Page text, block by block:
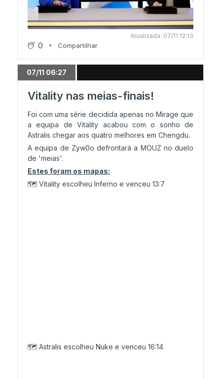
Atualizada: 07/11 12:13
0 Compartilhar
07/11 06:27
Vitality nas meias-finais!
Foi com uma série decidida apenas no Mirage que
a equipa de Vitality acabou com o sonho de
Astralis chegar aos quatro melhores em Chengdu.
A equipa de Zyw0o defrontará a MOUZ no duelo
de 'meias'.
Estes foram os mapas:
🗺️ Vitality escolheu Inferno e venceu 13:7
🗺️ Astralis escolheu Nuke e venceu 16:14